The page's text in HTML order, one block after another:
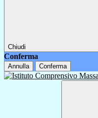
Chiudi
Conferma
Annulla Conferma